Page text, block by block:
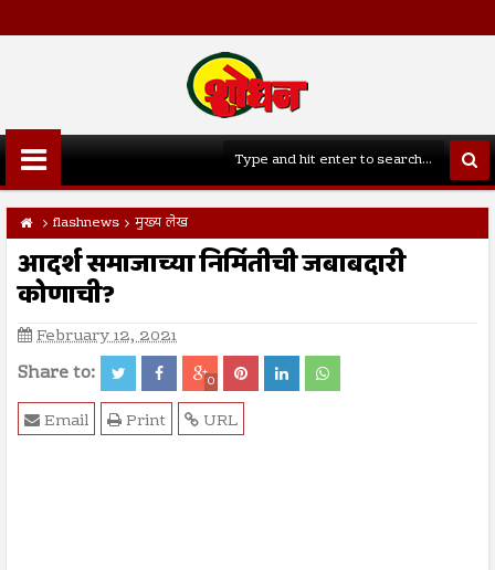
flashnews मुख्य लेख
आदर्श समाजाच्या निर्मितीची जबाबदारी
कोणाची?
February 12, 2021
Share to: 0
URL
Print
Email